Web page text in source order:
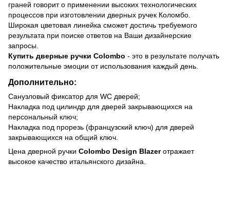
граней говорит о применении высоких технологических
процессов при изготовлении дверных ручек Коломбо.
Широкая цветовая линейка сможет достичь требуемого
результата при поиске ответов на Ваши дизайнерские
запросы.
Купить дверные ручки Colombo - это в результате получать
положительные эмоции от использования каждый день.
Дополнительно:
Санузловый фиксатор для WC дверей;
Накладка под цилиндр для дверей закрывающихся на
персональный ключ;
Накладка под прорезь (французский ключ) для дверей
закрывающихся на общий ключ.
Цена дверной ручки Colombo Design Blazerотражает
высокое качество итальянского дизайна.